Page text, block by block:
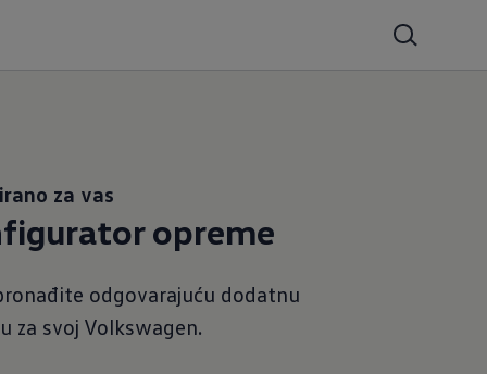
za vas
opreme
odgovarajuću dodatnu
za svoj Volkswagen.